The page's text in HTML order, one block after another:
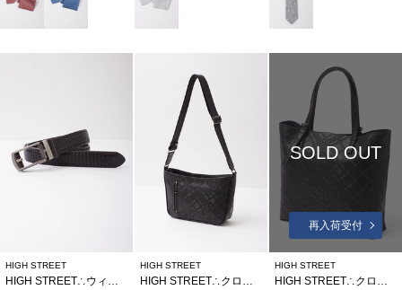
HIGH STREET
HIGH STREET∴ウィーブラインコンフォートベルト
HIGH STREET
HIGH STREET∴クロスディメンションカタオシショルダーバッグ
SOLD OUT
再入荷受付
HIGH STREET
HIGH STREET∴クロスディメンションカタオシトートバッグ